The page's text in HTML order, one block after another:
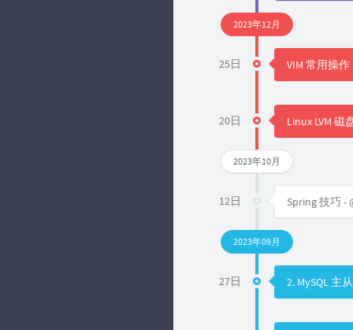
2023年12月
25日 VIM 常用操作
20日 Linux LVM 磁
2023年10月
12日 Spring 技巧 -
2023年09月
27日 2. MySQL 主